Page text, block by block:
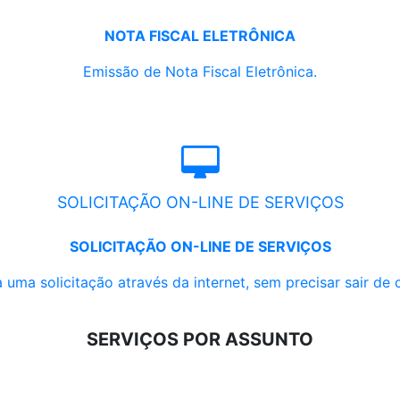
NOTA FISCAL ELETRÔNICA
Emissão de Nota Fiscal Eletrônica.
SOLICITAÇÃO ON-LINE DE SERVIÇOS
SOLICITAÇÃO ON-LINE DE SERVIÇOS
uma solicitação através da internet, sem precisar sair de
SERVIÇOS POR ASSUNTO